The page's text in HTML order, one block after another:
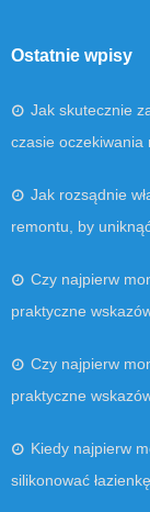
Ostatnie wpisy
Jak skutecznie
czasie oczekiwania
Jak rozsądnie
remontu, by
Czy najpierw
praktyczne
Czy najpierw
praktyczne
Kiedy najpierw
silikonować